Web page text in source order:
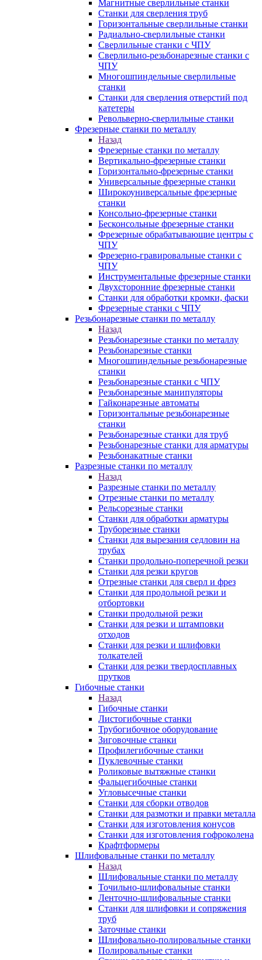
Магнитные сверлильные станки
Станки для сверления труб
Горизонтальные сверлильные станки
Радиально-сверлильные станки
Сверлильные станки с ЧПУ
Сверлильно-резьбонарезные станки с
ЧПУ
Многошпиндельные сверлильные
станки
Станки для сверления отверстий под
катетеры
Револьверно-сверлильные станки
Фрезерные станки по металлу
Назад
Фрезерные станки по металлу
Вертикально-фрезерные станки
Горизонтально-фрезерные станки
Универсальные фрезерные станки
Широкоуниверсальные фрезерные
станки
Консольно-фрезерные станки
Бесконсольные фрезерные станки
Фрезерные обрабатывающие центры с
ЧПУ
Фрезерно-гравировальные станки с
ЧПУ
Инструментальные фрезерные станки
Двухсторонние фрезерные станки
Станки для обработки кромки, фаски
Фрезерные станки с ЧПУ
Резьбонарезные станки по металлу
Назад
Резьбонарезные станки по металлу
Резьбонарезные станки
Многошпиндельные резьбонарезные
станки
Резьбонарезные станки с ЧПУ
Резьбонарезные манипуляторы
Гайконарезные автоматы
Горизонтальные резьбонарезные
станки
Резьбонарезные станки для труб
Резьбонарезные станки для арматуры
Резьбонакатные станки
Разрезные станки по металлу
Назад
Разрезные станки по металлу
Отрезные станки по металлу
Рельсорезные станки
Станки для обработки арматуры
Труборезные станки
Станки для вырезания седловин на
трубаx
Станки продольно-поперечной резки
Станки для резки кругов
Отрезные станки для сверл и фрез
Станки для продольной резки и
отбортовки
Станки продольной резки
Станки для резки и штамповки
отходов
Станки для резки и шлифовки
толкателей
Станки для резки твердосплавных
прутков
Гибочные станки
Назад
Гибочные станки
Листогибочные станки
Трубогибочное оборудование
Зиговочные станки
Профилегибочные станки
Пуклевочные станки
Роликовые вытяжные станки
Фальцегибочные станки
Угловысечные станки
Станки для сборки отводов
Станки для размотки и правки металла
Станки для изготовления конусов
Станки для изготовления гофроколена
Крафтформеры
Шлифовальные станки по металлу
Назад
Шлифовальные станки по металлу
Точильно-шлифовальные станки
Ленточно-шлифовальные станки
Станки для шлифовки и сопряжения
труб
Заточные станки
Шлифовально-полировальные станки
Полировальные станки